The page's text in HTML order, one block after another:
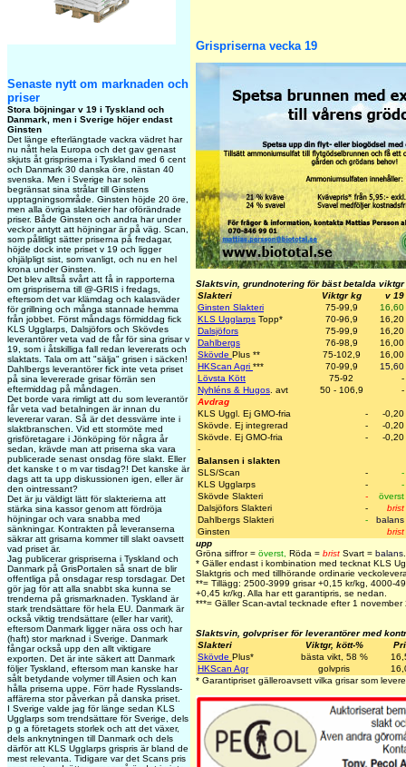
Senaste nytt om marknaden och
priser
Stora böjningar v 19 i Tyskland och
Danmark, men i Sverige höjer endast
Ginsten
Det länge efterlängtade vackra vädret har
nu nått hela Europa och det gav genast
skjuts åt grispriserna i Tyskland med 6 cent
och Danmark 30 danska öre, nästan 40
svenska. Men i Sverige har solen
begränsat sina strålar till Ginstens
upptagningsområde. Ginsten höjde 20 öre,
men alla övriga slakterier har oförändrade
priser. Både Ginsten och andra har under
veckor antytt att höjningar är på väg. Scan,
som pålitligt sätter priserna på fredagar,
höjde dock inte priset v 19 och ligger
ohjälpligt sist, som vanligt, och nu en hel
krona under Ginsten.
Det blev alltså svårt att få in rapporterna
om grispriserna till @-GRIS i fredags,
eftersom det var klämdag och kalasväder
för grillning och många stannade hemma
från jobbet. Först måndags förmiddag fick
KLS Ugglarps, Dalsjöfors och Skövdes
leverantörer veta vad de får för sina grisar v
19, som i åtskilliga fall redan levererats och
slaktats. Tala om att "sälja" grisen i säcken!
Dahlbergs leverantörer fick inte veta priset
på sina levererade grisar förrän sen
eftermiddag på måndagen.
Det borde vara rimligt att du som leverantör
får veta vad betalningen är innan du
levererar varan. Så är det dessvärre inte i
slaktbranschen. Vid ett stormöte med
grisföretagare i Jönköping för några år
sedan, krävde man att priserna ska vara
publicerade senast onsdag före slakt. Eller
det kanske t o m var tisdag?! Det kanske är
dags att ta upp diskussionen igen, eller är
den ointressant?
Det är ju väldigt lätt för slakterierna att
stärka sina kassor genom att fördröja
höjningar och vara snabba med
sänkningar. Kontrakten på leveranserna
säkrar att grisarna kommer till slakt oavsett
vad priset är.
Jag publicerar grispriserna i Tyskland och
Danmark på GrisPortalen så snart de blir
offentliga på onsdagar resp torsdagar. Det
gör jag för att alla snabbt ska kunna se
trenderna på grismarknaden. Tyskland är
stark trendsättare för hela EU. Danmark är
också viktig trendsättare (eller har varit),
eftersom Danmark ligger nära oss och har
(haft) stor marknad i Sverige. Danmark
fångar också upp den allt viktigare
exporten. Det är inte säkert att Danmark
följer Tyskland, eftersom man kanske har
sålt betydande volymer till Asien och kan
hålla priserna uppe. Förr hade Rysslands-
affärerna stor påverkan på danska priset.
I Sverige valde jag för länge sedan KLS
Ugglarps som trendsättare för Sverige, dels
p g a företagets storlek och att det växer,
dels anknytningen till Danmark och dels
därför att KLS Ugglarps grispris är bland de
mest relevanta. Tidigare var det Scans pris
Grispriserna vecka 19
Slaktsvin, grundnotering för bäst betalda viktgr
Slakteri
Viktgr kg
v 19
Ginsten Slakteri
75-99,9
16,60
KLS Ugglarps Topp* 70-96,9
16,20
Dalsjöfors
75-99,9
16,20
Dahlbergs
76-98,9
16,00
Skövde Plus ** 75-102,9
16,00
HKScan Agri *** 70-99,9
15,60
Lövsta Kött
75-92
-
Nyhléns & Hugos . avt 50 - 106,9
-
Avdrag
KLS Uggl. Ej GMO-fria
-
-0,20
Skövde. Ej integrerad
-
-0,20
Skövde. Ej GMO-fria
-
-0,20
-
Balansen i slakten
SLS/Scan
-
-
KLS Ugglarps
-
-
Skövde Slakteri
-
överst
Dalsjöfors Slakteri
-
brist
Dahlbergs Slakteri
-
balans
Ginsten
brist
upp
Gröna siffror = överst Röda = brist Svart = balans
* Gäller endast i kombination med tecknat KLS
Slaktgris och med tillhörande ordinarie
**= Tillägg: 2500-3999 grisar +0,15 kr/kg, 4000-
+0,45 kr/kg. Alla har ett garantipris, se nedan.
***= Gäller Scan-avtal tecknade efter 1 november
Slaktsvin, golvpriser för leverantörer med
Slakteri
Viktgr, kött-%
Skövde Plus* bästa vikt, 58 %
HKScan Agr
golvpris
* Garantipriset gälleroavsett vilka grisar som